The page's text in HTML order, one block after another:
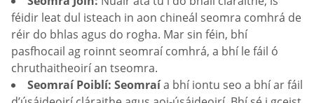
féidir leat dul isteach in aon chineál seomra comhrá de
réir do bhlas agus do rogha. Mar sin féin, bhí
pasfhocail ag roinnt seomraí comhrá, a bhí le fáil ó
chruthaitheoirí an tseomra.
Seomraí Poiblí: Seomraía bhí iontu seo a bhí ar fáil